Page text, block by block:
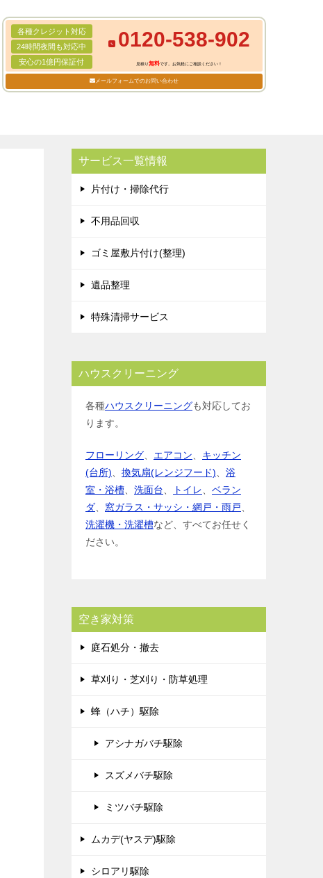
各種クレジット対応
24時間夜間も対応中
安心の1億円保証付
0120-538-902
見積り無料です。お気軽にご相談ください！
メールフォームでのお問い合わせ
サービス一覧情報
片付け・掃除代行
不用品回収
ゴミ屋敷片付け(整理)
遺品整理
特殊清掃サービス
ハウスクリーニング
各種ハウスクリーニングも対応してお
ります。
フローリング エアコン
キッチン
(台所)
換気扇(レンジフード)
浴
室・浴槽
洗面台 トイレ
ベラン
ダ
窓ガラス・サッシ・網戸・雨戸
洗濯機・洗濯槽など、すべてお任せく
ださい。
空き家対策
庭石処分・撤去
草刈り・芝刈り・防草処理
蜂（ハチ）駆除
アシナガバチ駆除
スズメバチ駆除
ミツバチ駆除
ムカデ(ヤスデ)駆除
シロアリ駆除